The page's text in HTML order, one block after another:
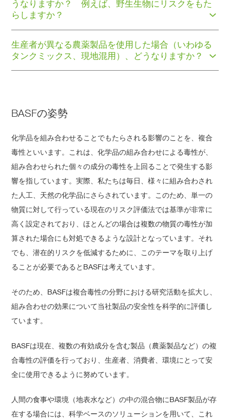
うなりますか？ 例えば、野生生物にリスクをもた
らしますか？
生産者が異なる農薬製品を使用した場合（いわゆる
タンクミックス、現地混用）、どうなりますか？
BASFの姿勢
化学品を組み合わせることでもたらされる影響のことを、複合
毒性といいます。これは、化学品の組み合わせによる毒性が、
組み合わせられた個々の成分の毒性を上回ることで発生する影
響を指しています。実際、私たちは毎日、様々に組み合わされ
た人工、天然の化学品にさらされています。このため、単一の
物質に対して行っている現在のリスク評価法では基準が非常に
高く設定されており、ほとんどの場合は複数の物質の毒性が加
算された場合にも対処できるような設計となっています。それ
でも、潜在的リスクを低減するために、このテーマを取り上げ
ることが必要であるとBASFは考えています。
そのため、BASFは複合毒性の分野における研究活動を拡大し、
組み合わせの効果について当社製品の安全性を科学的に評価し
ています。
BASFは現在、複数の有効成分を含む製品（農薬製品など）の複
合毒性の評価を行っており、生産者、消費者、環境にとって安
全に使用できるように努めています。
人間の食事や環境（地表水など）の中の混合物にBASF製品が存
在する場合には、科学ベースのソリューションを用いて、これ